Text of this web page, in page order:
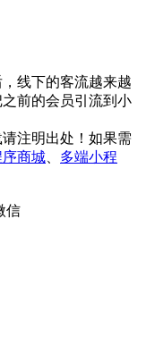
线下的客流越来越
前的会员引流到小
请注明出处！如果需
商城
多端小程
信